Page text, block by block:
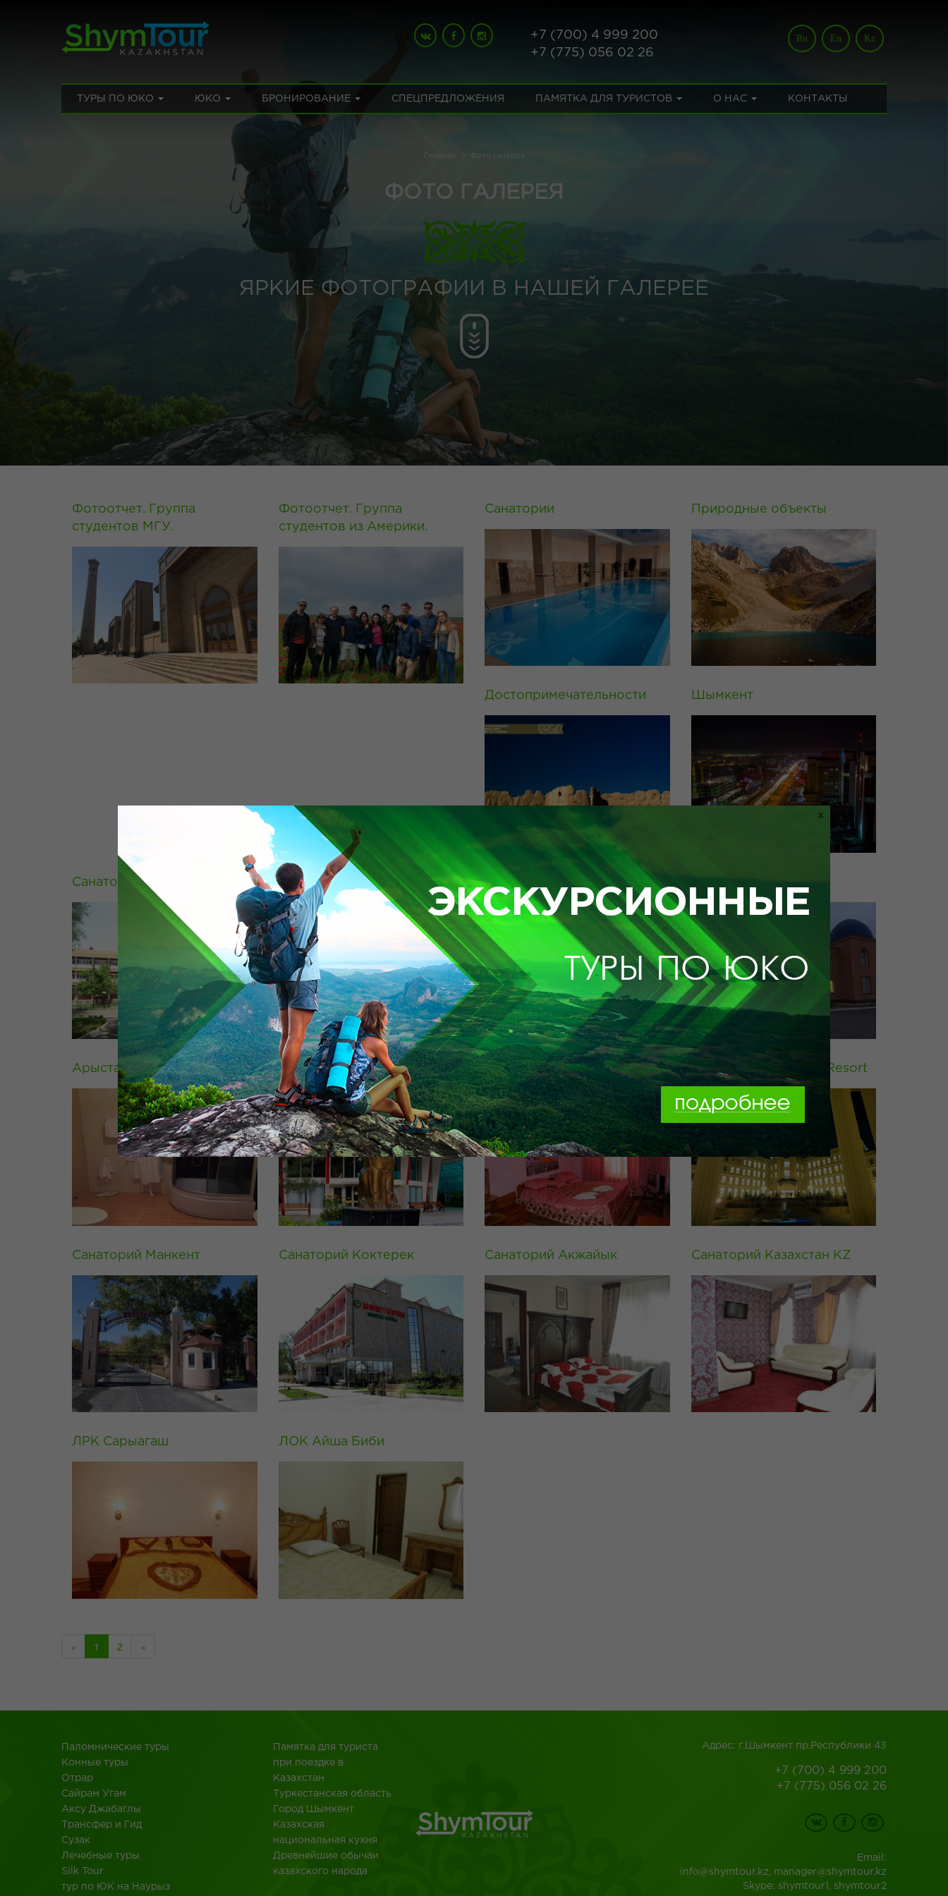
+7 (700) 4 999 200
+7 (775) 056 02 26
Ru En Kz
ТУРЫ ПО ЮКО ЮКО БРОНИРОВАНИЕ СПЕЦПРЕДЛОЖЕНИЯ ПАМЯТКА ДЛЯ ТУРИСТОВ О НАС КОНТАКТЫ
Главная Фото галерея
ФОТО ГАЛЕРЕЯ
ЯРКИЕ ФОТОГРАФИИ В НАШЕЙ ГАЛЕРЕЕ
Фотоотчет. Группа
студентов МГУ.
Фотоотчет. Группа
студентов из Америки.
Санатории Природные объекты
Достопримечательности Шымкент
Санаторий Алтын Булак Тау Самалы HV-1 Яссы 3+
Арыстан баба 3* Санаторий Сарыагаш Санаторий Арман Aray Deluxe Thermal Resort
Санаторий Манкент Санаторий Коктерек Санаторий Акжайык Санаторий Казахстан KZ
ЛРК Сарыагаш ЛОК Айша Биби
« 1 2 »
Паломнические туры
Конные туры
Отрар
Сайрам Угам
Аксу Джабаглы
Трансфер и Гид
Сузак
Лечебные туры
Silk Tour
тур по ЮК на Наурыз
Памятка для туриста
при поездке в
Казахстан
Туркестанская область
Город Шымкент
Казахская
национальная кухня
Древнейшие обычаи
казахского народа
Адрес: г.Шымкент пр.Республики 43
+7 (700) 4 999 200
+7 (775) 056 02 26
Email:
info@shymtour.kz, manager@shymtour.kz
Skype: shymtour1, shymtour2
X